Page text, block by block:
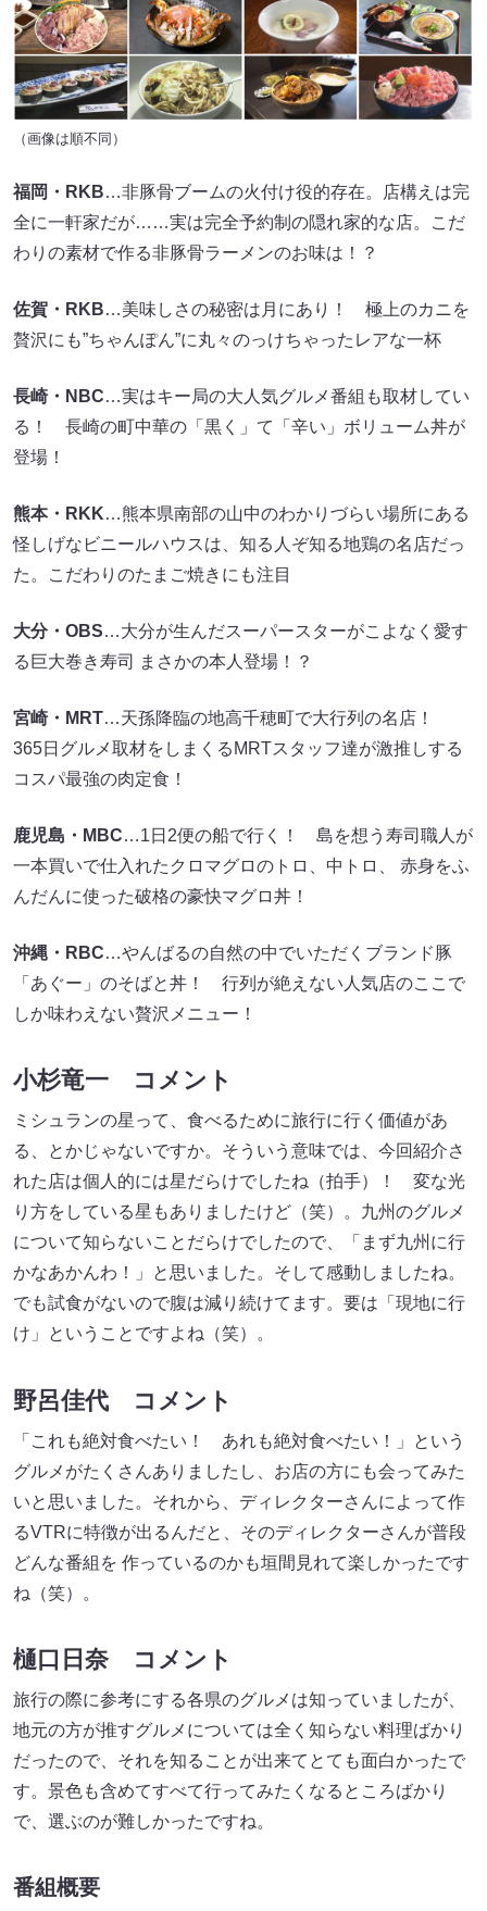
（画像は順不同）
福岡・RKB…非豚骨ブームの火付け役的存在。店構えは完
全に一軒家だが……実は完全予約制の隠れ家的な店。こだ
わりの素材で作る非豚骨ラーメンのお味は！？
佐賀・RKB…美味しさの秘密は月にあり！ 極上のカニを
贅沢にも”ちゃんぽん”に丸々のっけちゃったレアな一杯
長崎・NBC…実はキー局の大人気グルメ番組も取材してい
る！ 長崎の町中華の「黒く」て「辛い」ボリューム丼が
登場！
熊本・RKK…熊本県南部の山中のわかりづらい場所にある
怪しげなビニールハウスは、知る人ぞ知る地鶏の名店だっ
た。こだわりのたまご焼きにも注目
大分・OBS…大分が生んだスーパースターがこよなく愛す
る巨大巻き寿司 まさかの本人登場！？
宮崎・MRT…天孫降臨の地高千穂町で大行列の名店！
365日グルメ取材をしまくるMRTスタッフ達が激推しする
コスパ最強の肉定食！
鹿児島・MBC…1日2便の船で行く！ 島を想う寿司職人が
一本買いで仕入れたクロマグロのトロ、中トロ、 赤身をふ
んだんに使った破格の豪快マグロ丼！
沖縄・RBC…やんばるの自然の中でいただくブランド豚
「あぐー」のそばと丼！ 行列が絶えない人気店のここで
しか味わえない贅沢メニュー！
小杉竜一 コメント
ミシュランの星って、食べるために旅行に行く価値があ
る、とかじゃないですか。そういう意味では、今回紹介さ
れた店は個人的には星だらけでしたね（拍手）！ 変な光
り方をしている星もありましたけど（笑）。九州のグルメ
について知らないことだらけでしたので、「まず九州に行
かなあかんわ！」と思いました。そして感動しましたね。
でも試食がないので腹は減り続けてます。要は「現地に行
け」ということですよね（笑）。
野呂佳代 コメント
「これも絶対食べたい！ あれも絶対食べたい！」という
グルメがたくさんありましたし、お店の方にも会ってみた
いと思いました。それから、ディレクターさんによって作
るVTRに特徴が出るんだと、そのディレクターさんが普段
どんな番組を 作っているのかも垣間見れて楽しかったです
ね（笑）。
樋口日奈 コメント
旅行の際に参考にする各県のグルメは知っていましたが、
地元の方が推すグルメについては全く知らない料理ばかり
だったので、それを知ることが出来てとても面白かったで
す。景色も含めてすべて行ってみたくなるところばかり
で、選ぶのが難しかったですね。
番組概要